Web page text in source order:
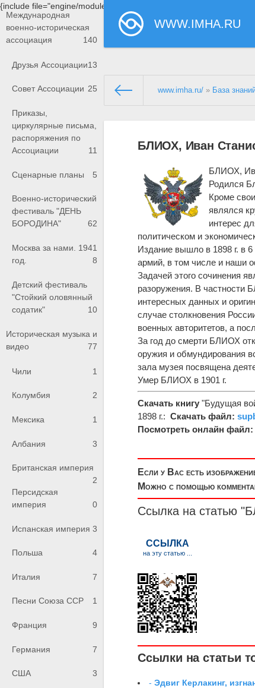
{include file="engine/modules/saperu/head.php"}
WWW.IMHA.RU
Международная
военно-историческая
ассоциация
140
Друзья Ассоциации13
Совет Ассоциации 25
Приказы,
циркулярные письма,
распоряжения по
Ассоциации
11
Сценарные планы 5
Военно-исторический
фестиваль "ДЕНЬ
БОРОДИНА"
62
Москва за нами. 1941
год.
8
Детский фестиваль
"Стойкий оловянный
содатик"
10
Историческая музыка и
видео
77
Чили 1
Колумбия 2
Мексика 1
Албания 3
Британская империя
2
Персидская
империя
0
Испанская империя 3
Польша 4
Италия 7
Песни Союза ССР 1
Франция 9
Германия 7
США 3
www.imha.ru/ » База
БЛИОХ, Иван
БЛИОХ,
Родился
Кроме
являлся
интерес
политическом и
Издание вышло в 1898 г. в
армий, в том числе и наши
Задачей этого сочинения
разоружения. В частности
интересных данных и
случае столкновения
военных авторитетов, а
За год до смерти БЛИОХ
оружия и обмундирования
зала музея посвящена
Умер БЛИОХ в 1901 г.
Скачать книгу "Будущая
1898 г.: Скачать файл:
Посмотреть онлайн
Если у Вас есть
Можно с помощью
Ссылка на статью
Ссылки на статьи
-Эдвиг Керлакинг,